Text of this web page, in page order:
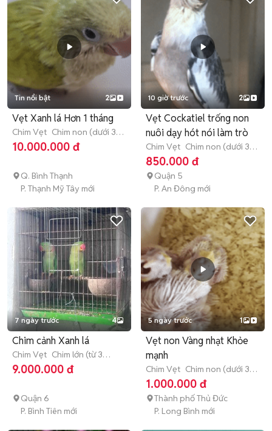
Tin nổi bật 2
Vẹt Xanh lá Hơn 1 tháng
Chim Vẹt Chim non (dưới 3
tháng tuổi)
10.000.000 đ
Q. Bình Thạnh
P. Thạnh Mỹ Tây mới
10 giờ trước 2
Vẹt Cockatiel trống non
nuôi dạy hót nói làm trò
Chim Vẹt Chim non (dưới 3
tháng tuổi)
850.000 đ
Quận 5
P. An Đông mới
7 ngày trước 4
Chim cảnh Xanh lá
Chim Vẹt Chim lớn (từ 3
tháng tuổi)
9.000.000 đ
Quận 6
P. Bình Tiên mới
5 ngày trước 1
Vẹt non Vàng nhạt Khỏe
mạnh
Chim Vẹt Chim non (dưới 3
tháng tuổi)
1.000.000 đ
Thành phố Thủ Đức
P. Long Bình mới